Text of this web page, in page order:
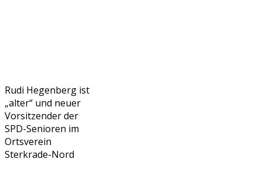
Rudi Hegenberg ist
„alter“ und neuer
Vorsitzender der
SPD-Senioren im
Ortsverein
Sterkrade-Nord